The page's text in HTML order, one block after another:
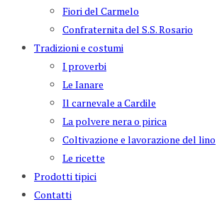
Fiori del Carmelo
Confraternita del S.S. Rosario
Tradizioni e costumi
I proverbi
Le Ianare
Il carnevale a Cardile
La polvere nera o pirica
Coltivazione e lavorazione del lino
Le ricette
Prodotti tipici
Contatti